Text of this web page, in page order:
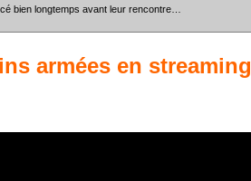
bien longtemps avant leur rencontre…
armées en streaming